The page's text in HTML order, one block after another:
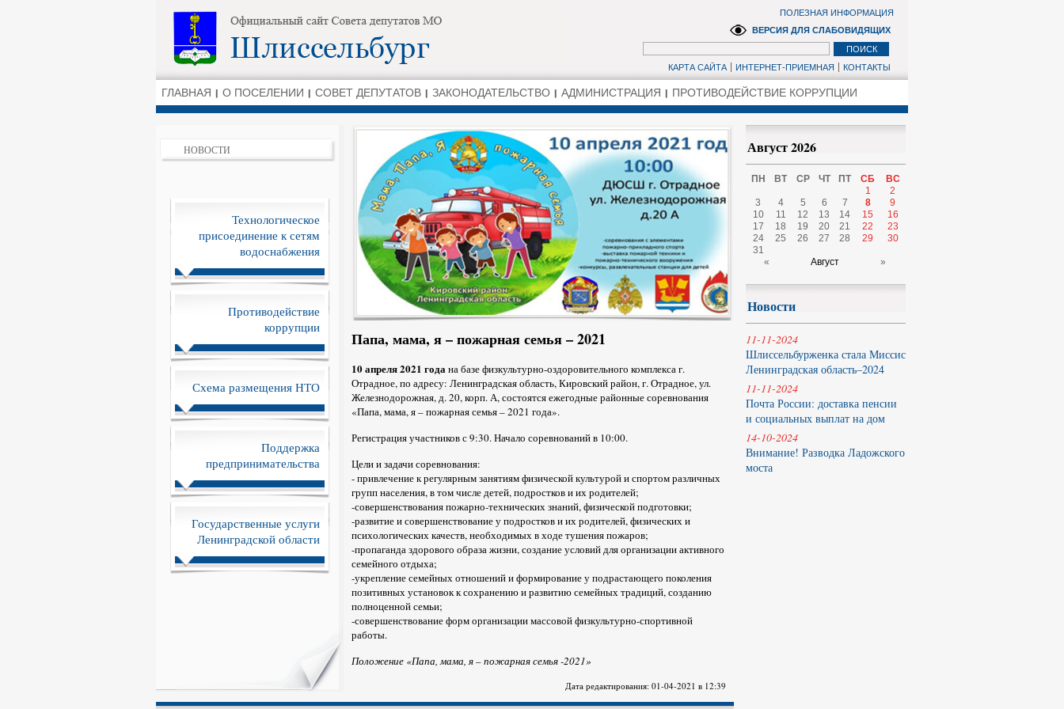
КАРТА САЙТА ИНТЕРНЕТ-ПРИЕМНАЯ КОНТАКТЫ
ВЕРСИЯ ДЛЯ СЛАБОВИДЯЩИХ
ПОЛЕЗНАЯ ИНФОРМАЦИЯ
ГЛАВНАЯ О ПОСЕЛЕНИИ СОВЕТ ДЕПУТАТОВ ЗАКОНОДАТЕЛЬСТВО АДМИНИСТРАЦИЯ ПРОТИВОДЕЙСТВИЕ КОРРУПЦИИ
НОВОСТИ
Технологическое
присоединение к сетям
водоснабжения
Противодействие
коррупции
Схема размещения НТО
Поддержка
предпринимательства
Государственные услуги
Ленинградской области
Папа, мама, я – пожарная семья – 2021
10 апреля 2021 годана базе физкультурно-оздоровительного комплекса г.
Отрадное, по адресу: Ленинградская область, Кировский район, г. Отрадное, ул.
Железнодорожная, д. 20, корп. А, состоятся ежегодные районные соревнования
«Папа, мама, я – пожарная семья – 2021 года».
Регистрация участников с 9:30. Начало соревнований в 10:00.
Цели и задачи соревнования:
- привлечение к регулярным занятиям физической культурой и спортом различных
групп населения, в том числе детей, подростков и их родителей;
-совершенствования пожарно-технических знаний, физической подготовки;
-развитие и совершенствование у подростков и их родителей, физических и
психологических качеств, необходимых в ходе тушения пожаров;
-пропаганда здорового образа жизни, создание условий для организации активного
семейного отдыха;
-укрепление семейных отношений и формирование у подрастающего поколения
позитивных установок к сохранению и развитию семейных традиций, созданию
полноценной семьи;
-совершенствование форм организации массовой физкультурно-спортивной
работы.
Положение «Папа, мама, я – пожарная семья -2021»
Дата редактирования: 01-04-2021 в 12:39
Август 2026
ПН ВТ СР ЧТ ПТ СБ
ВС
1
2
3
4 5 6 7 8
9
10
11 12 13 14 15
16
17
18 19 20 21 22
23
24
25 26 27 28 29
30
31
«
Август »
Новости
11-11-2024
Шлиссельбурженка стала Миссис
Ленинградская область–2024
11-11-2024
Почта России: доставка пенсии
и социальных выплат на дом
14-10-2024
Внимание! Разводка Ладожского
моста